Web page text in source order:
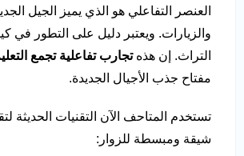
العنصر التفاعلي هو الذي يميز الجيل
والزيارات. ويعتبر دليل على التطور في
التراث. إن هذهتجارب تفاعلية تجمع
مفتاح جذب الأجيال الجديدة.
تستخدم المتاحف الآن التقنيات الحديثة
شيقة ومبسطة للزوار: